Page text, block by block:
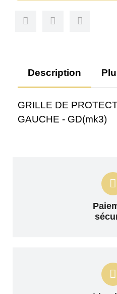
Description
GRILLE DE
GAUCHE - GD(mk3)